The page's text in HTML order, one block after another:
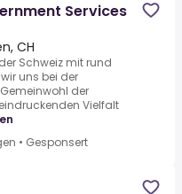
Services
CH
Schweiz mit rund
uns bei der
der
Vielfalt
• Gesponsert